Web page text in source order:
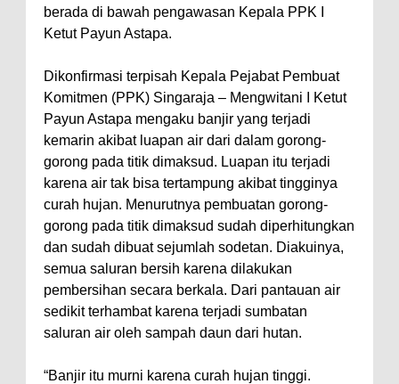
berada di bawah pengawasan Kepala PPK I
Ketut Payun Astapa.
Dikonfirmasi terpisah Kepala Pejabat Pembuat
Komitmen (PPK) Singaraja – Mengwitani I Ketut
Payun Astapa mengaku banjir yang terjadi
kemarin akibat luapan air dari dalam gorong-
gorong pada titik dimaksud. Luapan itu terjadi
karena air tak bisa tertampung akibat tingginya
curah hujan. Menurutnya pembuatan gorong-
gorong pada titik dimaksud sudah diperhitungkan
dan sudah dibuat sejumlah sodetan. Diakuinya,
semua saluran bersih karena dilakukan
pembersihan secara berkala. Dari pantauan air
sedikit terhambat karena terjadi sumbatan
saluran air oleh sampah daun dari hutan.
“Banjir itu murni karena curah hujan tinggi.